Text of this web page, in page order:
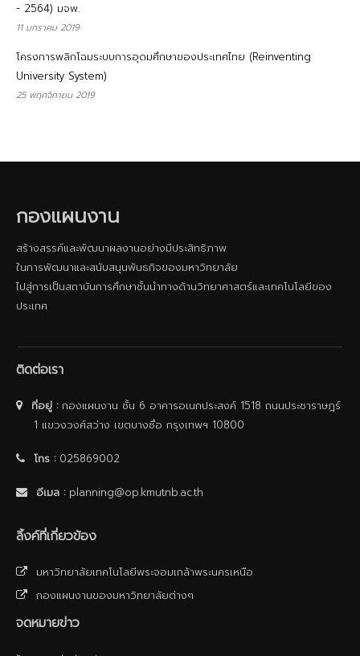
- 2564) มจพ.
11 มกราคม 2019
โครงการพลิกโฉมระบบการอุดมศึกษาของประเทศไทย (Reinventing
University System)
25 พฤศจิกายน 2019
กองแผนงาน
สร้างสรรค์และพัฒนาผลงานอย่างมีประสิทธิภาพ
ในการพัฒนาและสนับสนุนพันธกิจของมหาวิทยาลัย
ไปสู่การเป็นสถาบันการศึกษาชั้นนําทางด้านวิทยาศาสตร์และเทคโนโลยีของ
ประเทศ
ติดต่อเรา
ที่อยู่ :กองแผนงาน ชั้น 6 อาคารอเนกประสงค์ 1518 ถนนประชาราษฎร์
1 แขวงวงศ์สว่าง เขตบางซื่อ กรุงเทพฯ 10800
โทร :025869002
อีเมล : planning@op.kmutnb.ac.th
ลิ้งค์ที่เกี่ยวข้อง
มหาวิทยาลัยเทคโนโลยีพระจอมเกล้าพระนครเหนือ
กองแผนงานของมหาวิทยาลัยต่างๆ
จดหมายข่าว